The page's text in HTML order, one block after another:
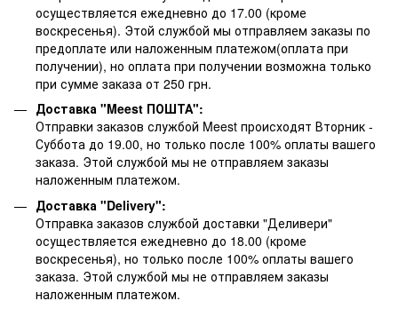
осуществляется ежедневно до 17.00 (кроме
воскресенья). Этой службой мы отправляем заказы по
предоплате или наложенным платежом(оплата при
получении), но оплата при получении возможна только
при сумме заказа от 250 грн.
Доставка "Meest ПОШТА":
Отправки заказов службой Meest происходят Вторник -
Суббота до 19.00, но только после 100% оплаты вашего
заказа. Этой службой мы не отправляем заказы
наложенным платежом.
Доставка "Delivery":
Отправка заказов службой доставки "Деливери"
осуществляется ежедневно до 18.00 (кроме
воскресенья), но только после 100% оплаты вашего
заказа. Этой службой мы не отправляем заказы
наложенным платежом.